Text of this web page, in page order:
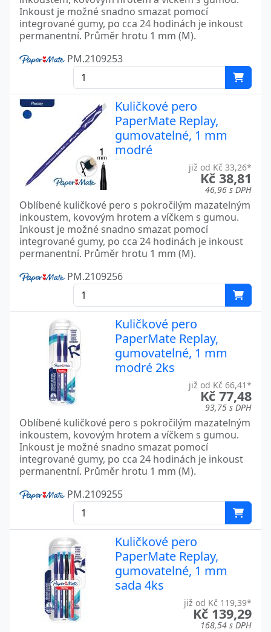
Inkoust je možné snadno smazat pomocí
integrované gumy, po cca 24 hodinách je inkoust
permanentní. Průměr hrotu 1 mm (M).
PM.2109253
Kuličkové pero
PaperMate Replay,
gumovatelné, 1 mm
modré
již od Kč 33,26*
Kč 38,81
46,96 s DPH
Oblíbené kuličkové pero s pokročilým mazatelným
inkoustem, kovovým hrotem a víčkem s gumou.
Inkoust je možné snadno smazat pomocí
integrované gumy, po cca 24 hodinách je inkoust
permanentní. Průměr hrotu 1 mm (M).
PM.2109256
Kuličkové pero
PaperMate Replay,
gumovatelné, 1 mm
modré 2ks
již od Kč 66,41*
Kč 77,48
93,75 s DPH
Oblíbené kuličkové pero s pokročilým mazatelným
inkoustem, kovovým hrotem a víčkem s gumou.
Inkoust je možné snadno smazat pomocí
integrované gumy, po cca 24 hodinách je inkoust
permanentní. Průměr hrotu 1 mm (M).
PM.2109255
Kuličkové pero
PaperMate Replay,
gumovatelné, 1 mm
sada 4ks
již od Kč 119,39*
Kč 139,29
168,54 s DPH